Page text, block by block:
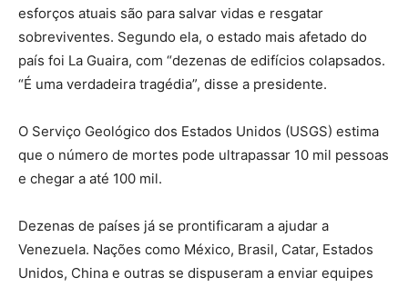
esforços atuais são para salvar vidas e resgatar
sobreviventes. Segundo ela, o estado mais afetado do
país foi La Guaira, com “dezenas de edifícios colapsados.
“É uma verdadeira tragédia”, disse a presidente.
O Serviço Geológico dos Estados Unidos (USGS) estima
que o número de mortes pode ultrapassar 10 mil pessoas
e chegar a até 100 mil.
Dezenas de países já se prontificaram a ajudar a
Venezuela. Nações como México, Brasil, Catar, Estados
Unidos, China e outras se dispuseram a enviar equipes